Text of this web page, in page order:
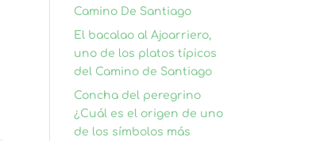
Camino De Santiago
El bacalao al Ajoarriero,
uno de los platos típicos
del Camino de Santiago
Concha del peregrino
¿Cuál es el origen de uno
de los símbolos más